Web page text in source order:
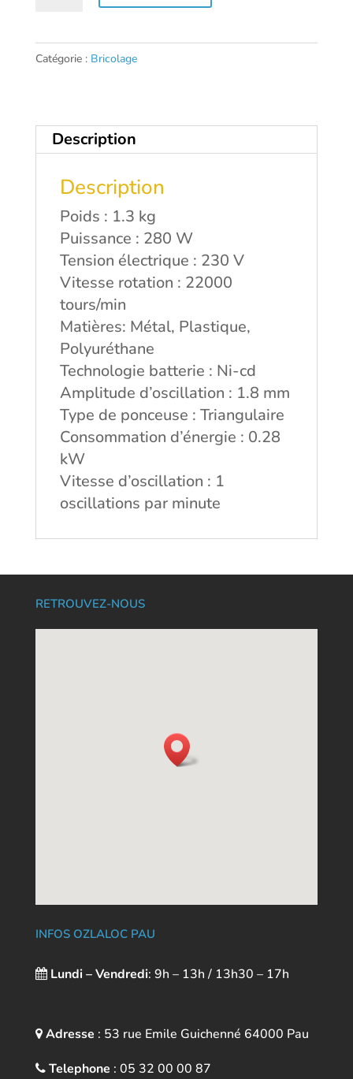
triangulaire
METABO
Catégorie : Bricolage
Description
Description
Poids : 1.3 kg
Puissance : 280 W
Tension électrique : 230 V
Vitesse rotation : 22000
tours/min
Matières: Métal, Plastique,
Polyuréthane
Technologie batterie : Ni-cd
Amplitude d’oscillation : 1.8 mm
Type de ponceuse : Triangulaire
Consommation d’énergie : 0.28
kW
Vitesse d’oscillation : 1
oscillations par minute
RETROUVEZ-NOUS
INFOS OZLALOC PAU
Lundi – Vendredi: 9h – 13h / 13h30 – 17h
Adresse : 53 rue Emile Guichenné 64000 Pau
Telephone : 05 32 00 00 87